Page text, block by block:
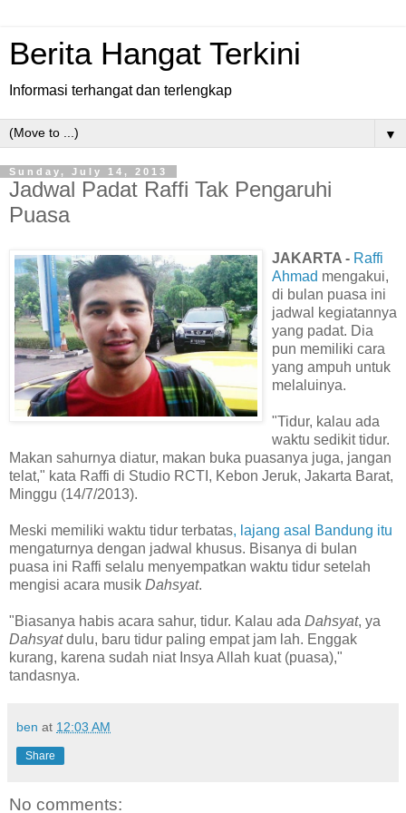
Berita Hangat Terkini
Informasi terhangat dan terlengkap
▼
Sunday, July 14, 2013
Jadwal Padat Raffi Tak Pengaruhi
Puasa
JAKARTA - Raffi
Ahmad mengakui,
di bulan puasa ini
jadwal kegiatannya
yang padat. Dia
pun memiliki cara
yang ampuh untuk
melaluinya.
"Tidur, kalau ada
waktu sedikit tidur.
Makan sahurnya diatur, makan buka puasanya juga, jangan
telat," kata Raffi di Studio RCTI, Kebon Jeruk, Jakarta Barat,
Minggu (14/7/2013).
Meski memiliki waktu tidur terbatas, lajang asal Bandung itu
mengaturnya dengan jadwal khusus. Bisanya di bulan
puasa ini Raffi selalu menyempatkan waktu tidur setelah
mengisi acara musik Dahsyat.
"Biasanya habis acara sahur, tidur. Kalau ada Dahsyat, ya
Dahsyatdulu, baru tidur paling empat jam lah. Enggak
kurang, karena sudah niat Insya Allah kuat (puasa),"
tandasnya.
ben at 12:03 AM
Share
No comments: